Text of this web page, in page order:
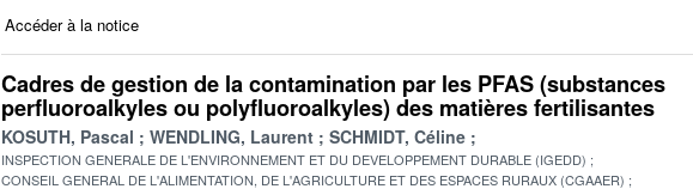
Accéder à la notice
Cadres de gestion de la contamination par les PFAS (substances
perfluoroalkyles ou polyfluoroalkyles) des matières fertilisantes
KOSUTH, Pascal WENDLING, Laurent SCHMIDT, Céline
INSPECTION GENERALE DE L'ENVIRONNEMENT ET DU DEVELOPPEMENT DURABLE (IGEDD)
CONSEIL GENERAL DE L'ALIMENTATION, DE L'AGRICULTURE ET DES ESPACES RURAUX (CGAAER)